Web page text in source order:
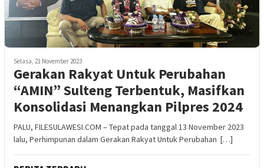
Selasa, 21 November 2023
Gerakan Rakyat Untuk Perubahan
“AMIN” Sulteng Terbentuk, Masifkan
Konsolidasi Menangkan Pilpres 2024
PALU, FILESULAWESI.COM – Tepat pada tanggal 13 November 2023
lalu, Perhimpunan dalam Gerakan Rakyat Untuk Perubahan […]